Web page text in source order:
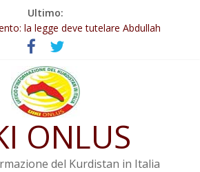
Ultimo:
negativa deve essere trasformata in
la legge deve tutelare Abdullah
KNK: Şengal è di nuovo sotto minaccia
situazione di Rêber Apo ostacolerebbe
internazionale contro i crimini di guerra
ONLUS
del Kurdistan in Italia